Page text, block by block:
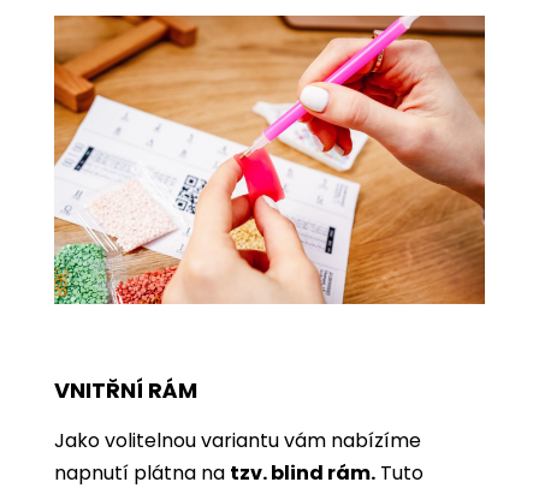
VNITŘNÍ RÁM
Jako volitelnou variantu vám nabízíme
napnutí plátna na tzv. blind rám. Tuto